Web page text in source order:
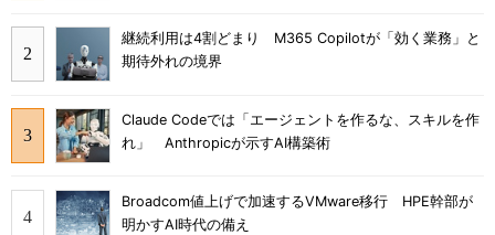
継続利用は4割どまり M365 Copilotが「効く業務」と
期待外れの境界
Claude Codeでは「エージェントを作るな、スキルを作
れ」 Anthropicが示すAI構築術
Broadcom値上げで加速するVMware移行 HPE幹部が
明かすAI時代の備え